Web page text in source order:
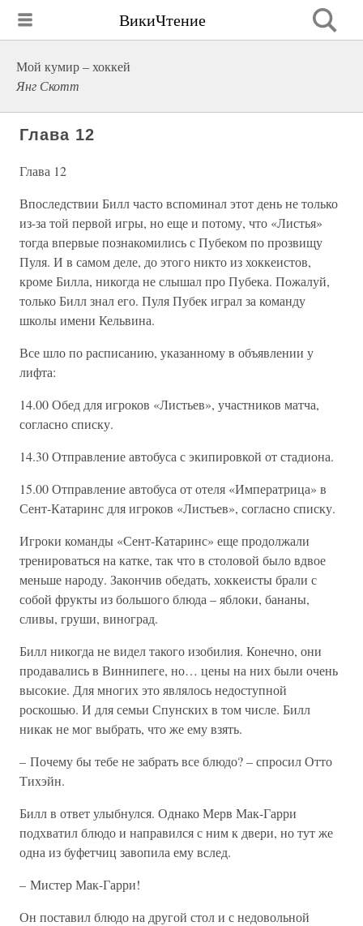
ВикиЧтение
Мой кумир – хоккей
Янг Скотт
Глава 12
Глава 12
Впоследствии Билл часто вспоминал этот день не только
из-за той первой игры, но еще и потому, что «Листья»
тогда впервые познакомились с Пубеком по прозвищу
Пуля. И в самом деле, до этого никто из хоккеистов,
кроме Билла, никогда не слышал про Пубека. Пожалуй,
только Билл знал его. Пуля Пубек играл за команду
школы имени Кельвина.
Все шло по расписанию, указанному в объявлении у
лифта:
14.00 Обед для игроков «Листьев», участников матча,
согласно списку.
14.30 Отправление автобуса с экипировкой от стадиона.
15.00 Отправление автобуса от отеля «Императрица» в
Сент-Катаринс для игроков «Листьев», согласно списку.
Игроки команды «Сент-Катаринс» еще продолжали
тренироваться на катке, так что в столовой было вдвое
меньше народу. Закончив обедать, хоккеисты брали с
собой фрукты из большого блюда – яблоки, бананы,
сливы, груши, виноград.
Билл никогда не видел такого изобилия. Конечно, они
продавались в Виннипеге, но… цены на них были очень
высокие. Для многих это являлось недоступной
роскошью. И для семьи Спунских в том числе. Билл
никак не мог выбрать, что же ему взять.
– Почему бы тебе не забрать все блюдо? – спросил Отто
Тихэйн.
Билл в ответ улыбнулся. Однако Мерв Мак-Гарри
подхватил блюдо и направился с ним к двери, но тут же
одна из буфетчиц завопила ему вслед.
– Мистер Мак-Гарри!
Он поставил блюдо на другой стол и с недовольной